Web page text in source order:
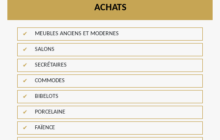
ACHATS
MEUBLES ANCIENS ET MODERNES
SALONS
SECRÉTAIRES
COMMODES
BIBELOTS
PORCELAINE
FAÏENCE